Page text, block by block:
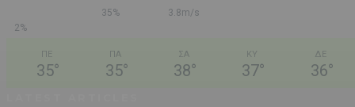
35%
3.8m/s
2%
ΠΕ
35°
ΠΑ
35°
ΣΑ
38°
ΚΥ
37°
ΔΕ
36°